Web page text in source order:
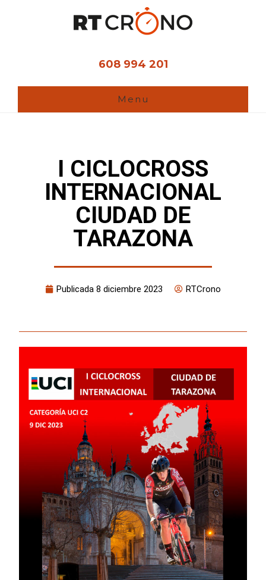
608 994 201
Menu
I CICLOCROSS
INTERNACIONAL
CIUDAD DE
TARAZONA
Publicada 8 diciembre 2023 RTCrono